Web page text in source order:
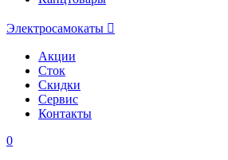
Электросамокаты
Акции
Сток
Скидки
Сервис
Контакты
0